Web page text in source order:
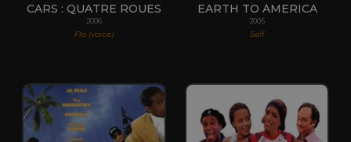
CARS : QUATRE ROUES
2006
Flo (voice)
EARTH TO AMERICA
2005
Self